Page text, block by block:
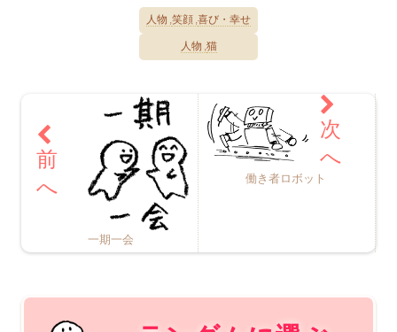
人物 笑顔 喜び・幸せ
人物 猫
一期一会
働き者ロボット